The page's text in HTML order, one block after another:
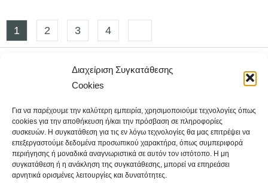
Διαχείριση Συγκατάθεσης
Cookies
Για να παρέχουμε την καλύτερη εμπειρία, χρησιμοποιούμε τεχνολογίες όπως
cookies για την αποθήκευση ή/και την πρόσβαση σε πληροφορίες
συσκευών. Η συγκατάθεση για τις εν λόγω τεχνολογίες θα μας επιτρέψει να
επεξεργαστούμε δεδομένα προσωπικού χαρακτήρα, όπως συμπεριφορά
περιήγησης ή μοναδικά αναγνωριστικά σε αυτόν τον ιστότοπο. Η μη
συγκατάθεση ή η ανάκληση της συγκατάθεσης, μπορεί να επηρεάσει
αρνητικά ορισμένες λειτουργίες και δυνατότητες.
1 2 3 4
Femininity & Power United